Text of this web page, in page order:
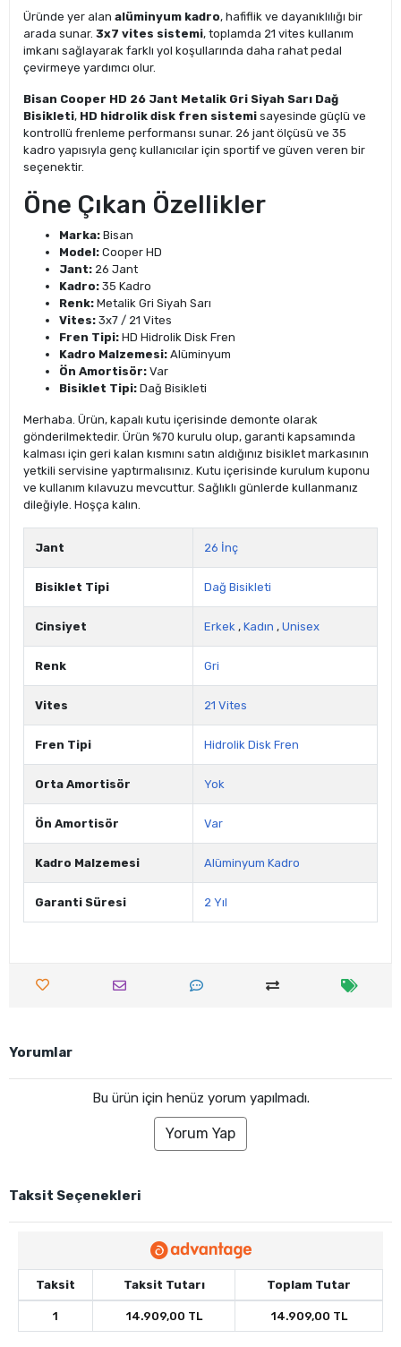
Üründe yer alan alüminyum kadro, hafiflik ve dayanıklılığı bir
arada sunar. 3x7 vites sistemi, toplamda 21 vites kullanım
imkanı sağlayarak farklı yol koşullarında daha rahat pedal
çevirmeye yardımcı olur.
Bisan Cooper HD 26 Jant Metalik Gri Siyah Sarı Dağ
Bisikleti, HD hidrolik disk fren sistemi sayesinde güçlü ve
kontrollü frenleme performansı sunar. 26 jant ölçüsü ve 35
kadro yapısıyla genç kullanıcılar için sportif ve güven veren bir
seçenektir.
Öne Çıkan Özellikler
Marka: Bisan
Model: Cooper HD
Jant: 26 Jant
Kadro: 35 Kadro
Renk: Metalik Gri Siyah Sarı
Vites: 3x7 / 21 Vites
Fren Tipi: HD Hidrolik Disk Fren
Kadro Malzemesi: Alüminyum
Ön Amortisör: Var
Bisiklet Tipi: Dağ Bisikleti
Merhaba. Ürün, kapalı kutu içerisinde demonte olarak
gönderilmektedir. Ürün %70 kurulu olup, garanti kapsamında
kalması için geri kalan kısmını satın aldığınız bisiklet markasının
yetkili servisine yaptırmalısınız. Kutu içerisinde kurulum kuponu
ve kullanım kılavuzu mevcuttur. Sağlıklı günlerde kullanmanız
dileğiyle. Hoşça kalın.
Jant 26 İnç
Bisiklet Tipi Dağ Bisikleti
Cinsiyet Erkek , Kadın , Unisex
Renk Gri
Vites 21 Vites
Fren Tipi Hidrolik Disk Fren
Orta Amortisör Yok
Ön Amortisör Var
Kadro Malzemesi Alüminyum Kadro
Garanti Süresi 2 Yıl
Yorumlar
Bu ürün için henüz yorum yapılmadı.
Yorum Yap
Taksit Seçenekleri
Taksit Taksit Tutarı Toplam Tutar
1 14.909,00 TL 14.909,00 TL